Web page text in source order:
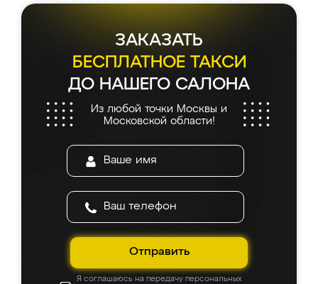
ЗАКАЗАТЬ
БЕСПЛАТНОЕ ТАКСИ
ДО НАШЕГО САЛОНА
Из любой точки Москвы и
Московской области!
Отправить
Я соглашаюсь на передачу персональных